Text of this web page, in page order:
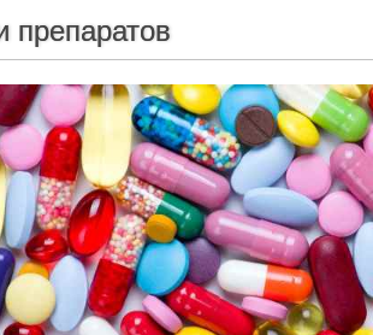
препаратов